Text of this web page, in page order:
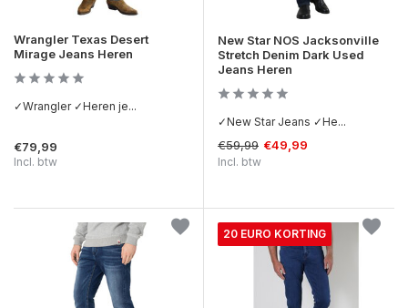
Wrangler Texas Desert
Mirage Jeans Heren
✓Wrangler ✓Heren je...
€79,99
Incl. btw
New Star NOS Jacksonville
Stretch Denim Dark Used
Jeans Heren
✓New Star Jeans ✓He...
€59,99 €49,99
Incl. btw
20 EURO KORTING